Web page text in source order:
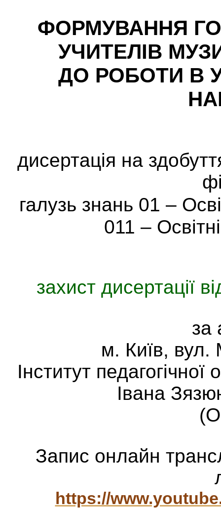
ФОРМУВАННЯ
УЧИТЕЛІВ
ДО РОБОТИ В
дисертація на
галузь знань 01 –
011 –
захист дисертації
за
м. Київ, вул.
Інститут педагогічної
Івана
Запис онлайн
https://